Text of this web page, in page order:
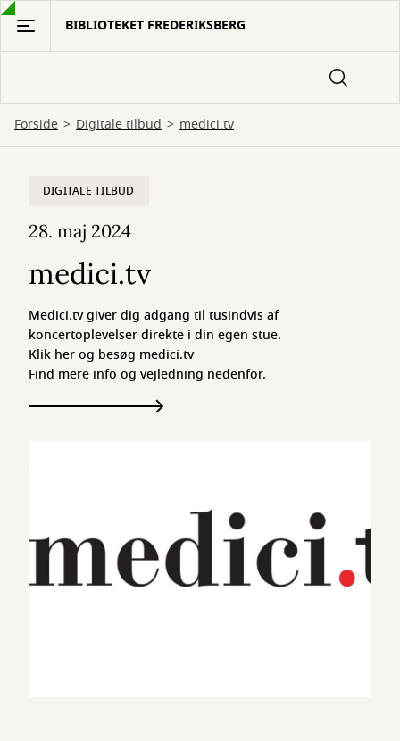
Gå
hovedindhold
BIBLIOTEKET FREDERIKSBERG
Forside Digitale tilbud medici.tv
DIGITALE TILBUD
28. maj 2024
medici.tv
Medici.tv giver dig adgang til tusindvis af
koncertoplevelser direkte i din egen stue.
Klik her og besøg medici.tv
Find mere info og vejledning nedenfor.